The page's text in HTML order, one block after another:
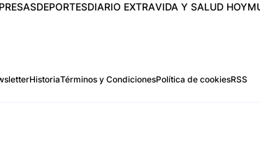
DEPORTESDIARIO EXTRAVIDA Y SALUD HOY
HistoriaTérminos y CondicionesPolítica de cookiesRSS